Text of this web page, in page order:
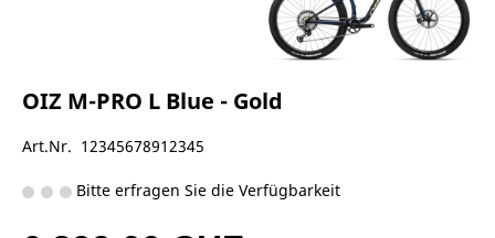
OIZ M-PRO L Blue - Gold
Art.Nr. 12345678912345
Bitte erfragen Sie die Verfügbarkeit